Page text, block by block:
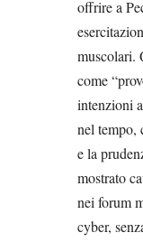
offrire a
muscolari.
come
intenzioni
nel tempo,
e la
mostrato
nei forum
cyber,